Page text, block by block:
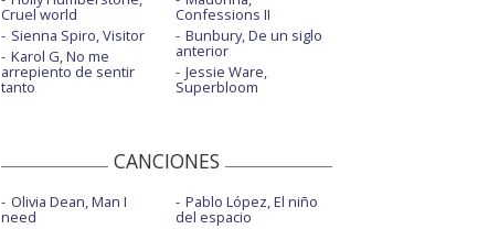
Cruel world
Sienna Spiro, Visitor
Karol G, No me
arrepiento de sentir
tanto
Confessions II
Bunbury, De un siglo
anterior
Jessie Ware,
Superbloom
CANCIONES
Olivia Dean, Man I
need
Pablo López, El niño
del espacio